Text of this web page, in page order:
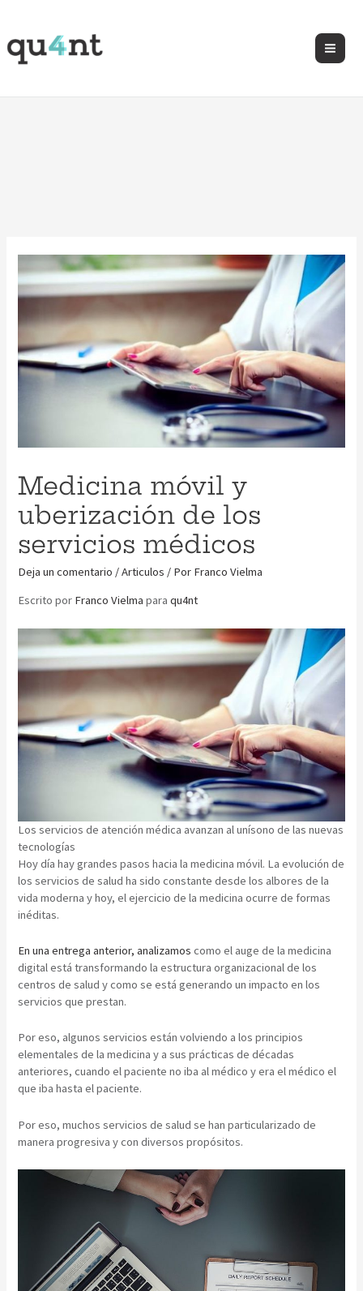
Medicina móvil y
uberización de los
servicios médicos
Deja un comentario /Articulos / Por Franco Vielma
Escrito por Franco Vielma paraqu4nt
Los servicios de atención médica avanzan al unísono de las nuevas
tecnologías
Hoy día hay grandes pasos hacia la medicina móvil. La evolución de
los servicios de salud ha sido constante desde los albores de la
vida moderna y hoy, el ejercicio de la medicina ocurre de formas
inéditas.
En una entrega anterior, analizamos como el auge de la medicina
digital está transformando la estructura organizacional de los
centros de salud y como se está generando un impacto en los
servicios que prestan.
Por eso, algunos servicios están volviendo a los principios
elementales de la medicina y a sus prácticas de décadas
anteriores, cuando el paciente no iba al médico y era el médico el
que iba hasta el paciente.
Por eso, muchos servicios de salud se han particularizado de
manera progresiva y con diversos propósitos.